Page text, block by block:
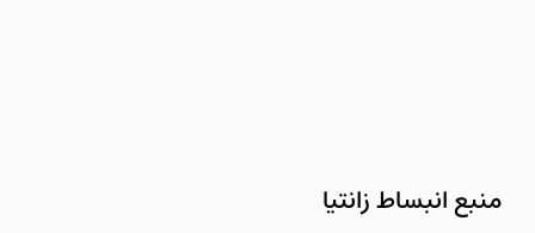
منبع انبساط زانتیا